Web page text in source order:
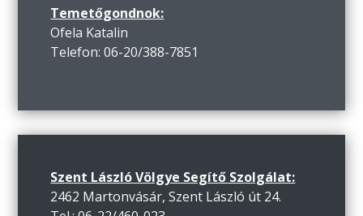
Temetőgondnok:
Ofela Katalin
Telefon: 06-20/388-7851
Szent László Völgye Segítő Szolgálat:
2462 Martonvásár, Szent László út 24.